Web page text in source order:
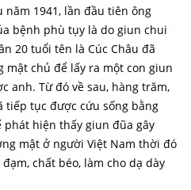
1941, lần đầu tiên ông
bệnh phù tụy là do giun chui
20 tuổi tên là Cúc Châu đã
mật chủ để lấy ra một con giun
anh. Từ đó về sau, hàng trăm,
tục được cứu sống bằng
hiện thấy giun đũa gây
mật ở người Việt Nam thời đó
chất béo, làm cho dạ dày